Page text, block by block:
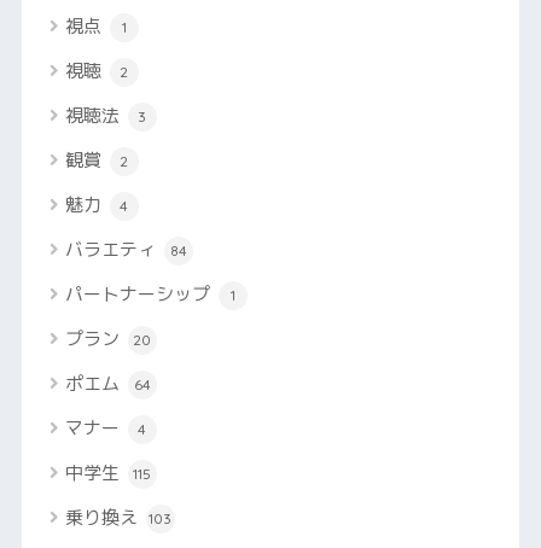
視点 1
視聴 2
視聴法 3
観賞 2
魅力 4
バラエティ 84
パートナーシップ 1
プラン 20
ポエム 64
マナー 4
中学生 115
乗り換え 103